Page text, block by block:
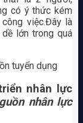
có ý thức kém
việc.Đây là
lớn trong quá
tuyển dụng
nhân lực
nhân lực